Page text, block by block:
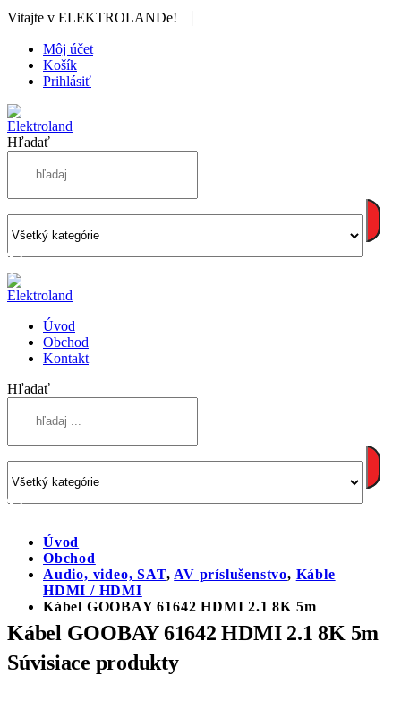
Vitajte v ELEKTROLANDe!
Môj účet
Košík
Prihlásiť
Hľadať
Úvod
Obchod
Kontakt
Hľadať
Úvod
Obchod
Audio, video, SAT, AV príslušenstvo, Káble
HDMI / HDMI
Kábel GOOBAY 61642 HDMI 2.1 8K 5m
Kábel GOOBAY 61642 HDMI 2.1 8K 5m
Súvisiace produkty